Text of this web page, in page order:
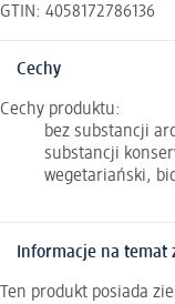
GTIN: 4058172786136
Cechy
Cechy produktu:
bez substancji
substancji
wegetariański,
Informacje na
Ten produkt posiada